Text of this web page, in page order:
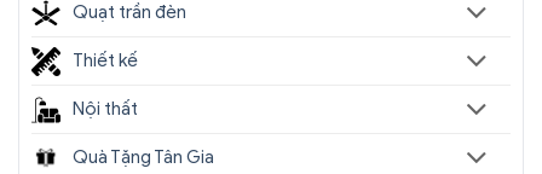
Quạt trần đèn
Thiết kế
Nội thất
Quà Tặng Tân Gia